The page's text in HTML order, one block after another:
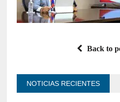
Back to
NOTICIAS RECIENTES